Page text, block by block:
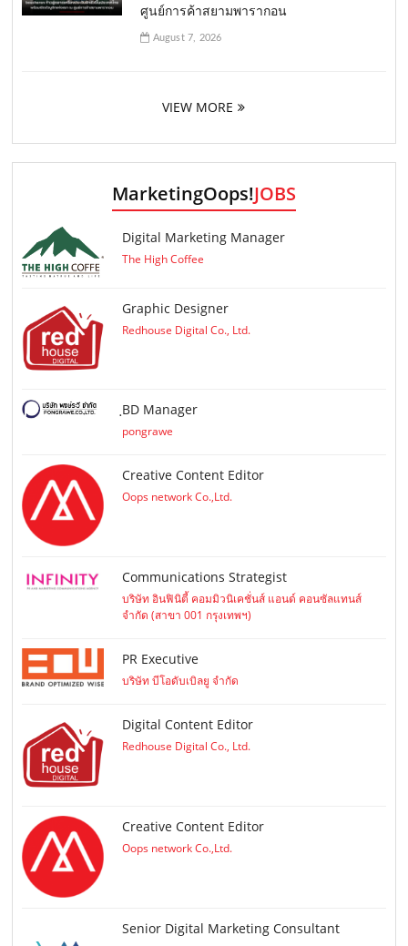
ศูนย์การค้าสยามพารากอน
August 7, 2026
VIEW MORE
MarketingOops!JOBS
Digital Marketing Manager
The High Coffee
Graphic Designer
Redhouse Digital Co., Ltd.
ฺBD Manager
pongrawe
Creative Content Editor
Oops network Co.,Ltd.
Communications Strategist
บริษัท อินฟินิตี้ คอมมิวนิเคชั่นส์ แอนด์ คอนซัลแทนส์
จำกัด (สาขา 001 กรุงเทพฯ)
PR Executive
บริษัท บีโอดับเบิลยู จำกัด
Digital Content Editor
Redhouse Digital Co., Ltd.
Creative Content Editor
Oops network Co.,Ltd.
Senior Digital Marketing Consultant